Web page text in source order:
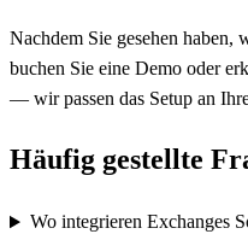
Nachdem Sie gesehen haben,
buchen Sie eine Demo oder
— wir passen das Setup an
Häufig gestellte
Wo integrieren Exchanges